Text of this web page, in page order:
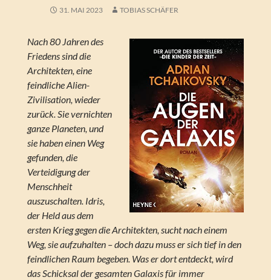
31. MAI 2023 TOBIAS SCHÄFER
Nach 80 Jahren des
Friedens sind die
Architekten, eine
feindliche Alien-
Zivilisation, wieder
zurück. Sie vernichten
ganze Planeten, und
sie haben einen Weg
gefunden, die
Verteidigung der
Menschheit
auszuschalten. Idris,
der Held aus dem
ersten Krieg gegen die Architekten, sucht nach einem
Weg, sie aufzuhalten – doch dazu muss er sich tief in den
feindlichen Raum begeben. Was er dort entdeckt, wird
das Schicksal der gesamten Galaxis für immer